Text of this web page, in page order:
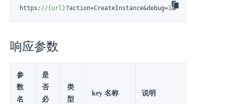
https: //{url}?action=CreateInstance&debug=1&duration=
响应参数
参
数
名
是
否
必
类
型
key 名称 说明